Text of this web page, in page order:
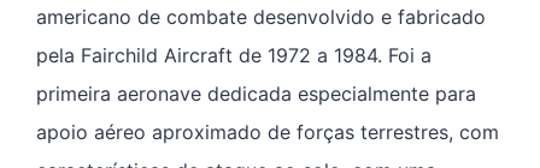
americano de combate desenvolvido e fabricado
pela Fairchild Aircraft de 1972 a 1984. Foi a
primeira aeronave dedicada especialmente para
apoio aéreo aproximado de forças terrestres, com